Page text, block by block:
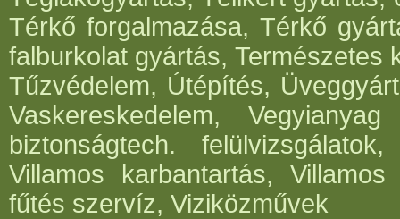
Térkő forgalmazása, Térkő
falburkolat gyártás, Természetes
Tűzvédelem, Útépítés,
Vaskereskedelem,
biztonságtech.
Villamos karbantartás,
fűtés szervíz, Viziközművek